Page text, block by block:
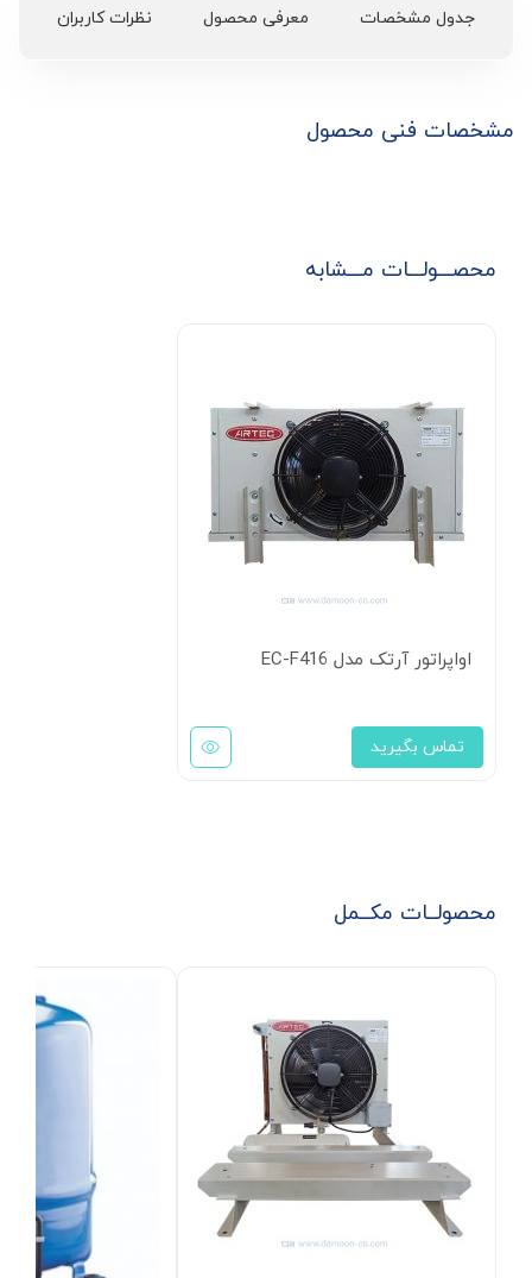
جدول مشخصات معرفی محصول نظرات کاربران
مشخصات فنی محصول
محصـــولـــات مـــشابه
اواپراتور آرتک مدل EC-F416
تماس بگیرید
محصولــات مکــمل